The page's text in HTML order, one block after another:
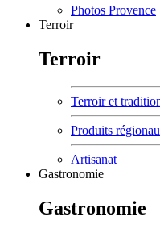
Photos Provence
Terroir
Terroir
Terroir et
Produits
Artisanat
Gastronomie
Gastronomie